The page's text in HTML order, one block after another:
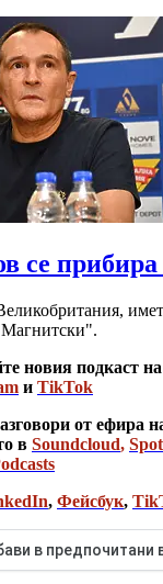
се
новия подкаст на
и TikTok
от ефира
в Soundcloud,
, Фейсбук,
в предпочитани